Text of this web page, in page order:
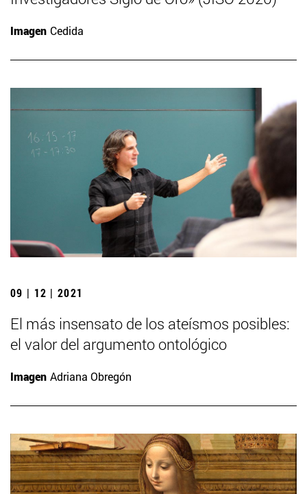
Imagen Cedida
09 | 12 | 2021
El más insensato de los ateísmos posibles:
el valor del argumento ontológico
Imagen Adriana Obregón